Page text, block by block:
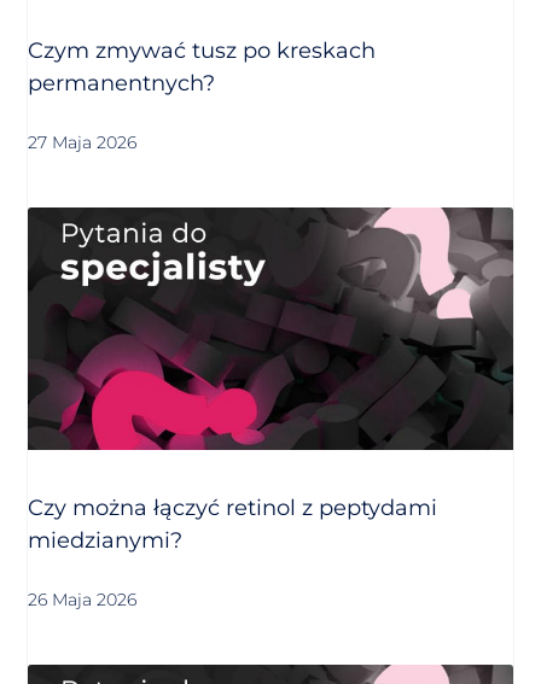
Czym zmywać tusz po kreskach
permanentnych?
27 Maja 2026
Czy można łączyć retinol z peptydami
miedzianymi?
26 Maja 2026